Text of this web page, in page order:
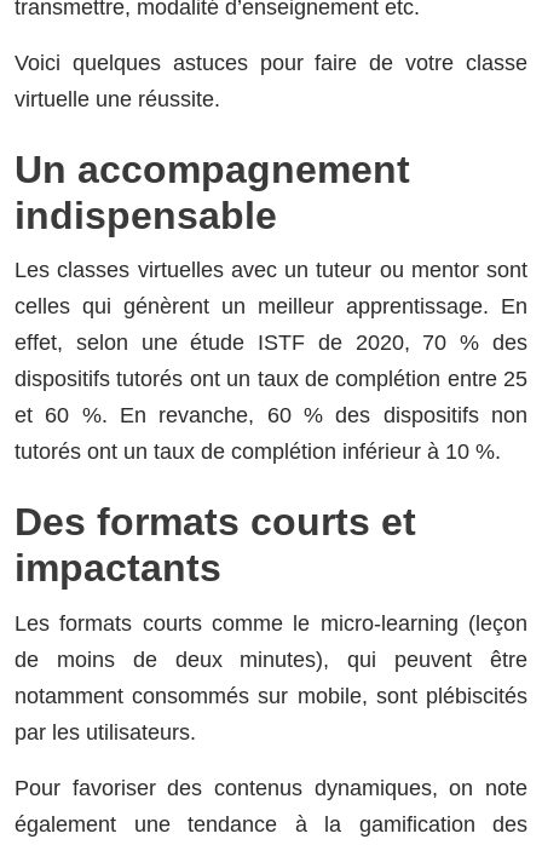
transmettre, modalité d’enseignement etc.
Voici quelques astuces pour faire de votre classe
virtuelle une réussite.
Un accompagnement
indispensable
Les classes virtuelles avec un tuteur ou mentor sont
celles qui génèrent un meilleur apprentissage. En
effet, selon une étude ISTF de 2020, 70 % des
dispositifs tutorés ont un taux de complétion entre 25
et 60 %. En revanche, 60 % des dispositifs non
tutorés ont un taux de complétion inférieur à 10 %.
Des formats courts et
impactants
Les formats courts comme le micro-learning (leçon
de moins de deux minutes), qui peuvent être
notamment consommés sur mobile, sont plébiscités
par les utilisateurs.
Pour favoriser des contenus dynamiques, on note
également une tendance à la gamification des